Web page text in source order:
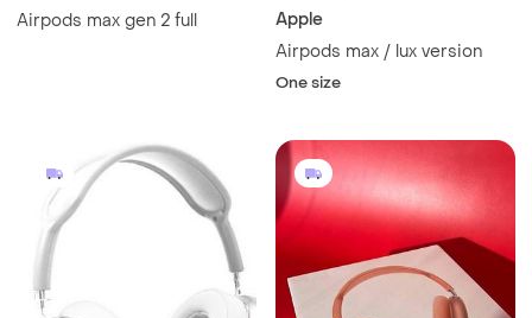
Airpods max gen 2 full
Apple
Airpods max / lux version
One size